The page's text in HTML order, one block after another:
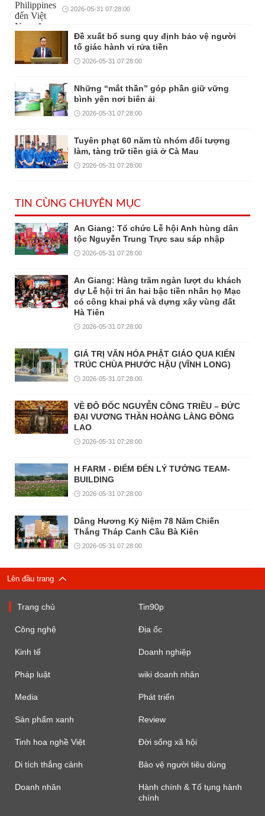
2026-05-31 07:28:00
Đề xuất bổ sung quy định bảo vệ người
tố giác hành vi rửa tiền
2026-05-31 07:28:00
Những “mắt thần” góp phần giữ vững
bình yên nơi biên ải
2026-05-31 07:28:00
Tuyên phạt 60 năm tù nhóm đối tượng
làm, tàng trữ tiền giả ở Cà Mau
2026-05-31 07:28:00
TIN CÙNG CHUYÊN MỤC
An Giang: Tổ chức Lễ hội Anh hùng dân
tộc Nguyễn Trung Trực sau sáp nhập
2026-05-31 07:28:00
An Giang: Hàng trăm ngàn lượt du khách
dự Lễ hội tri ân hai bậc tiền nhân họ Mạc
có công khai phá và dựng xây vùng đất
Hà Tiên
2026-05-31 07:28:00
GIÁ TRỊ VĂN HÓA PHẬT GIÁO QUA KIẾN
TRÚC CHÙA PHƯỚC HẬU (VĨNH LONG)
2026-05-31 07:28:00
VỀ ĐÔ ĐỐC NGUYỄN CÔNG TRIỀU – ĐỨC
ĐẠI VƯƠNG THẦN HOÀNG LÀNG ĐÔNG
LAO
2026-05-31 07:28:00
H FARM - ĐIỂM ĐẾN LÝ TƯỞNG TEAM-
BUILDING
2026-05-31 07:28:00
Dâng Hương Kỷ Niệm 78 Năm Chiến
Thắng Tháp Canh Cầu Bà Kiên
2026-05-31 07:28:00
Lên đầu trang
Trang chủ Tin90p
Công nghệ Địa ốc
Kinh tế Doanh nghiệp
Pháp luật wiki doanh nhân
Media Phát triển
Sản phẩm xanh Review
Tinh hoa nghề Việt Đời sống xã hội
Di tích thắng cảnh Bảo vệ người tiêu dùng
Doanh nhân
Hành chính & Tố tụng hành
chính